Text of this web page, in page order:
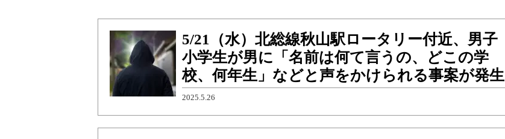
5/21（水）北総線秋山駅ロータリー付近、男子
小学生が男に「名前は何て言うの、どこの学
校、何年生」などと声をかけられる事案が発生
2025.5.26